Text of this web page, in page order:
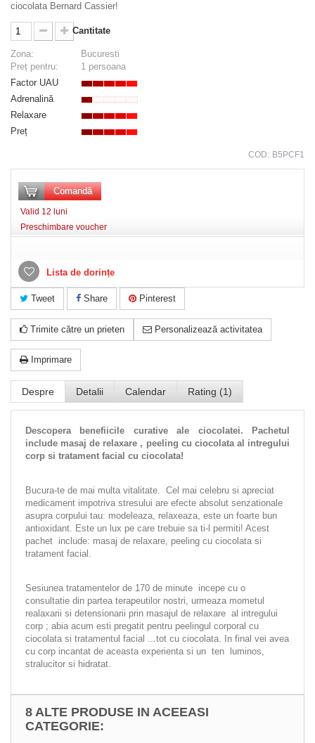
ciocolata Bernard Cassier!
Cantitate
Zona:
Bucuresti
Preț pentru:
1 persoana
Factor UAU
Adrenalină
Relaxare
Preț
COD: B5PCF1
Comandă
Valid 12 luni
Preschimbare voucher
Lista de dorințe
Tweet Share Pinterest
Trimite către un prieten Personalizează activitatea
Imprimare
Despre Detalii Calendar Rating (1)
Descopera benefiicile curative ale ciocolatei. Pachetul
include masaj de relaxare , peeling cu ciocolata al intregului
corp si tratament facial cu ciocolata!
Bucura-te de mai multa vitalitate. Cel mai celebru si apreciat
medicament impotriva stresului are efecte absolut senzationale
asupra corpului tau: modeleaza, relaxeaza, este un foarte bun
antioxidant. Este un lux pe care trebuie sa ti-l permiti! Acest
pachet include: masaj de relaxare, peeling cu ciocolata si
tratament facial.
Sesiunea tratamentelor de 170 de minute incepe cu o
consultatie din partea terapeutilor nostri, urmeaza mometul
realaxarii si detensionarii prin masajul de relaxare al intregului
corp ; abia acum esti pregatit pentru peelingul corporal cu
ciocolata si tratamentul facial ...tot cu ciocolata. In final vei avea
cu corp incantat de aceasta experienta si un ten luminos,
stralucitor si hidratat.
8 ALTE PRODUSE IN ACEEASI
CATEGORIE: